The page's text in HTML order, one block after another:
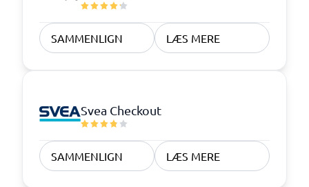
SAMMENLIGN LÆS MERE
Svea Checkout
SAMMENLIGN LÆS MERE